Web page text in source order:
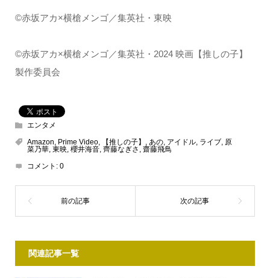
©赤坂アカ×横槍メンゴ／集英社・東映
©赤坂アカ×横槍メンゴ／集英社・2024 映画【推しの子】
製作委員会
エンタメ
Amazon, Prime Video, 【推しの子】 , あの, アイドル, ライブ, 原
菜乃華, 東映, 櫻井海音, 齊藤なぎさ , 齋藤飛鳥
コメント: 0
関連記事一覧